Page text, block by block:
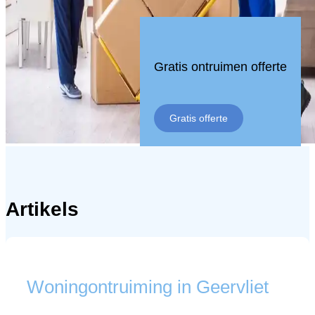
Gratis ontruimen offerte
Gratis offerte
Artikels
Woningontruiming in Geervliet